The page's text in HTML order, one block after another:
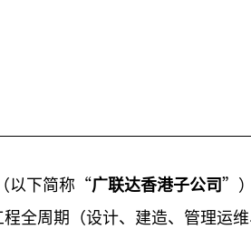
以下简称“广联达香港子公司”
全周期（设计、建造、管理运